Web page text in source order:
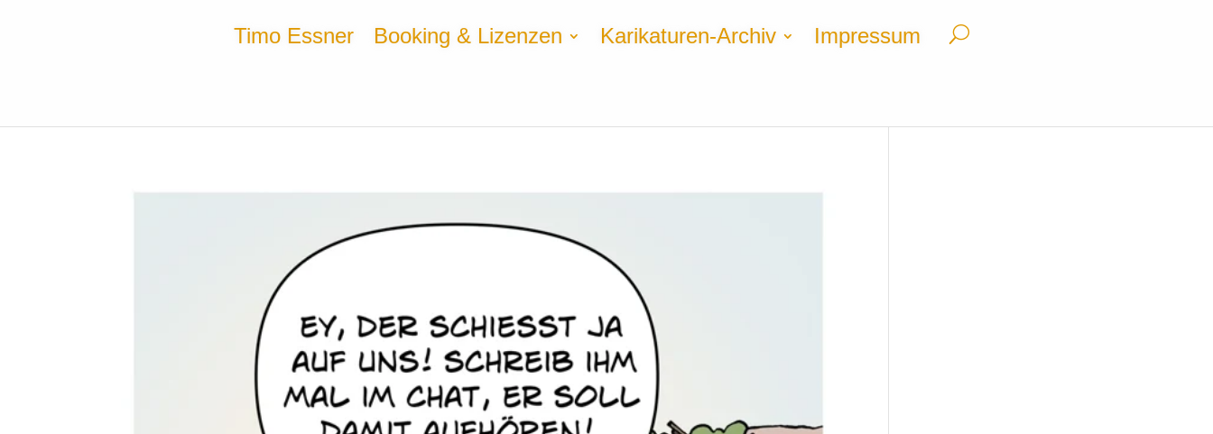
Timo Essner Booking & Lizenzen Karikaturen-Archiv Impressum